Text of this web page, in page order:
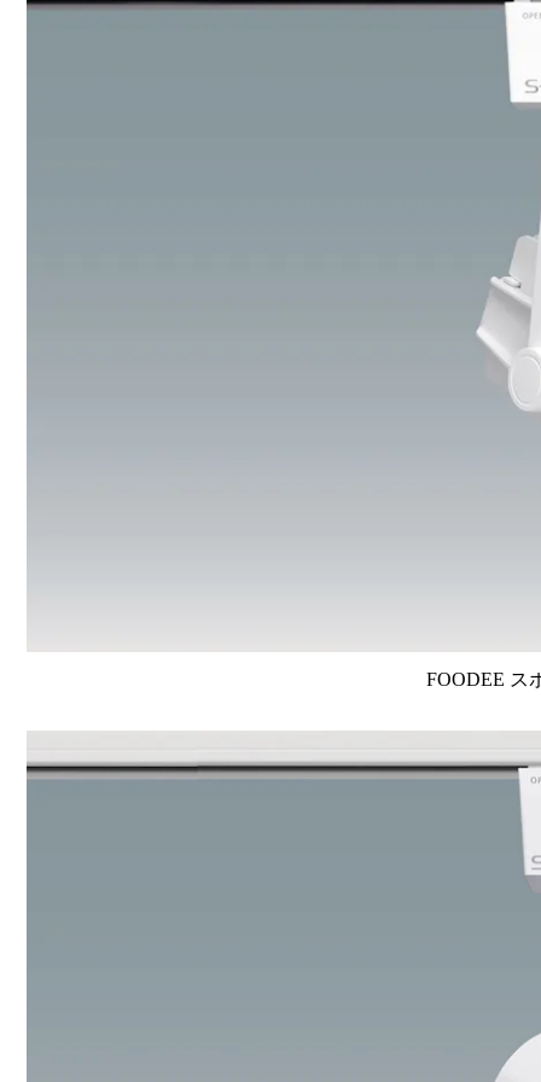
FOODEE ス